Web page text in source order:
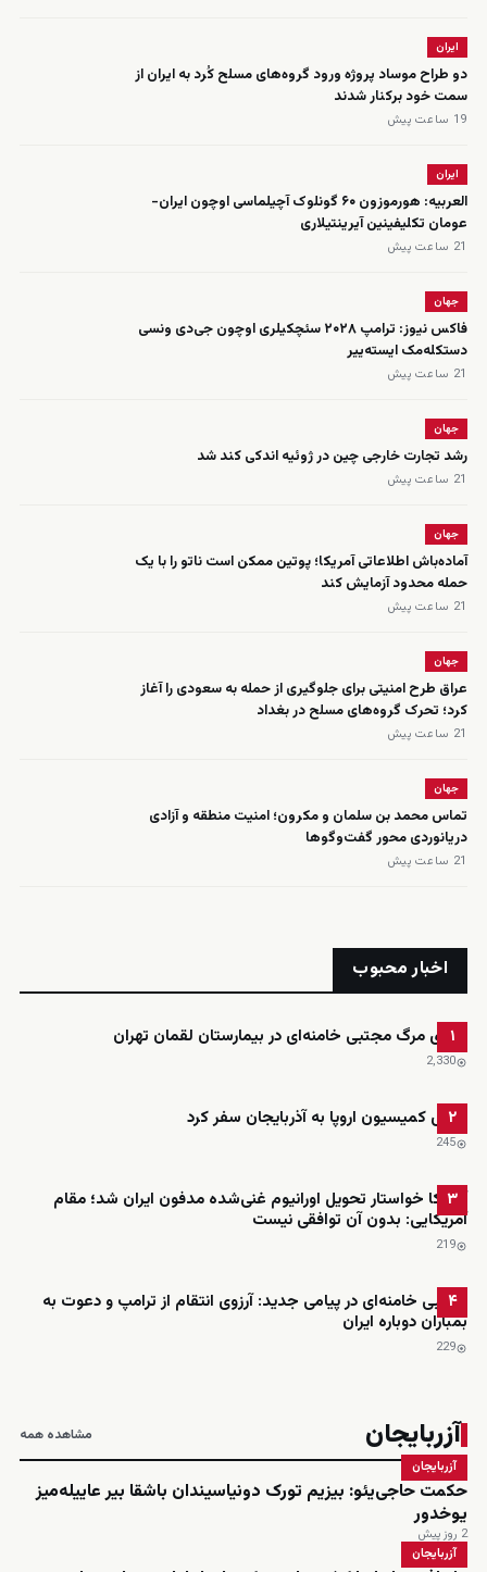
ایران
دو طراح موساد پروژه ورود گروه‌های مسلح کُرد به ایران از
سمت خود برکنار شدند
19 ساعت پیش
ایران
العربیه: هورموزون ۶۰ گونلوک آچیلماسی اوچون ایران-
عومان تکلیفینین آیرینتیلاری
21 ساعت پیش
جهان
فاکس نیوز: ترامپ ۲۰۲۸ سئچکیلری اوچون جی‌دی ونسی
دستکله‌مک ایسته‌ییر
21 ساعت پیش
جهان
رشد تجارت خارجی چین در ژوئیه اندکی کند شد
21 ساعت پیش
جهان
آماده‌باش اطلاعاتی آمریکا؛ پوتین ممکن است ناتو را با یک
حمله محدود آزمایش کند
21 ساعت پیش
جهان
عراق طرح امنیتی برای جلوگیری از حمله به سعودی را آغاز
کرد؛ تحرک گروه‌های مسلح در بغداد
21 ساعت پیش
جهان
تماس محمد بن سلمان و مکرون؛ امنیت منطقه و آزادی
دریانوردی محور گفت‌وگوها
21 ساعت پیش
اخبار محبوب
۱
ادعای مرگ مجتبی خامنه‌ای در بیمارستان لقمان تهران
2٬330
۲
رئیس کمیسیون اروپا به آذربایجان سفر کرد
245
۳
آمریکا خواستار تحویل اورانیوم غنی‌شده مدفون ایران شد؛ مقام
آمریکایی: بدون آن توافقی نیست
219
۴
مجتبی خامنه‌ای در پیامی جدید: آرزوی انتقام از ترامپ و دعوت به
بمباران دوباره ایران
229
آزربایجان مشاهده همه
آزربایجان
حکمت حاجی‌یئو: بیزیم تورک دونیاسیندان باشقا بیر عاییله‌میز
یوخدور
2 روز پیش
آزربایجان